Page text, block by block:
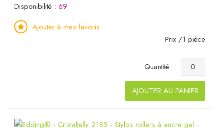
Disponibilité : 69
Ajouter à mes favoris
Prix /1 pièce
Quantité :
AJOUTER AU PANIER